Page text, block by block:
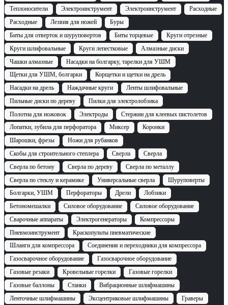
Теплоносители
Электроинструмент Электроинструмент
Расходные
Расходные
Лезвия для ножей
Буры
Биты для отверток и шуруповертов
Биты торцевые
Круги отрезные
Круги шлифовальные
Круги лепестковые
Алмазные диски
Чашки алмазные
Насадки на болгарку, тарелки для УШМ
Щетки для УШМ, болгарки
Корщетки и щетки на дрель
Насадки на дрель
Наждачные круги
Ленты шлифовальные
Пильные диски по дереву
Пилки для электролобзика
Полотна для ножовок
Электроды
Стержни для клеевых пистолетов
Лопатки, зубила для перфоратора
Миксер
Коронки
Шарошки, фрезы
Ножи для рубанков
Скобы для строительного степлера
Сверла
Сверла
Сверла по бетону
Сверла по дереву
Сверла по металлу
Сверла по стеклу и керамике
Универсальные сверла
Шуруповерты
Болгарки, УШМ
Перфораторы Дрели
Лобзики
Бетономешалки
Силовое оборудование
Силовое оборудование
Сварочные аппараты
Электрогенераторы
Компрессоры
Пневмоинструмент
Краскопульты пневматические
Шланги для компрессора
Соединения и переходники для компрессора
Газосварочное оборудование
Газосварочное оборудование
Газовые резаки
Кровельные горелки
Газовые горелки
Газовые баллоны
Станки
Вибрационные шлифмашины
Ленточные шлифмашины
Эксцентриковые шлифмашины Граверы